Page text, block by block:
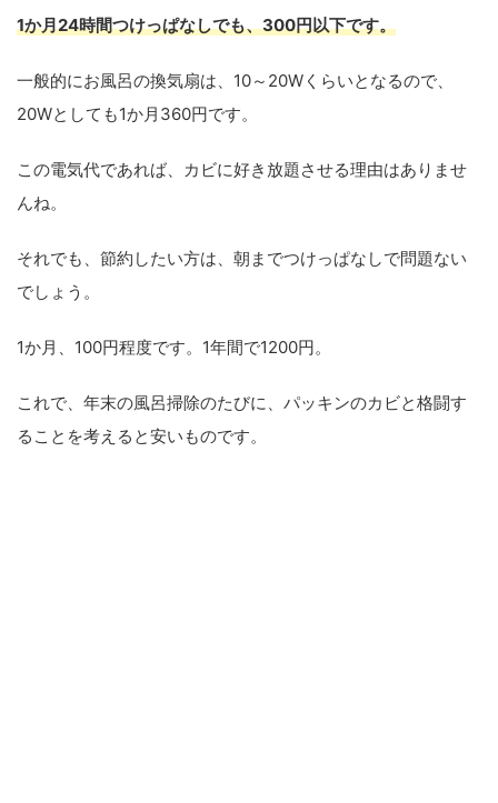
1か月24時間つけっぱなしでも、300円以下です。
一般的にお風呂の換気扇は、10～20Wくらいとなるので、
20Wとしても1か月360円です。
この電気代であれば、カビに好き放題させる理由はありませ
んね。
それでも、節約したい方は、朝までつけっぱなしで問題ない
でしょう。
1か月、100円程度です。1年間で1200円。
これで、年末の風呂掃除のたびに、パッキンのカビと格闘す
ることを考えると安いものです。